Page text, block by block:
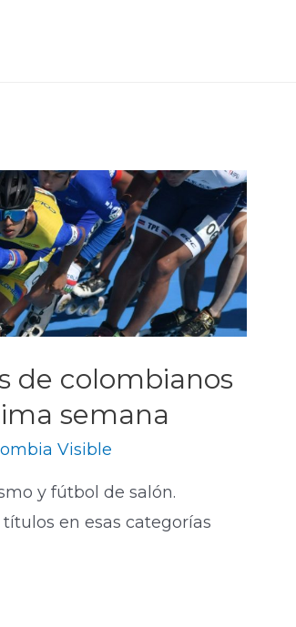
de colombianos
semana
Visible
y fútbol de salón.
en esas categorías